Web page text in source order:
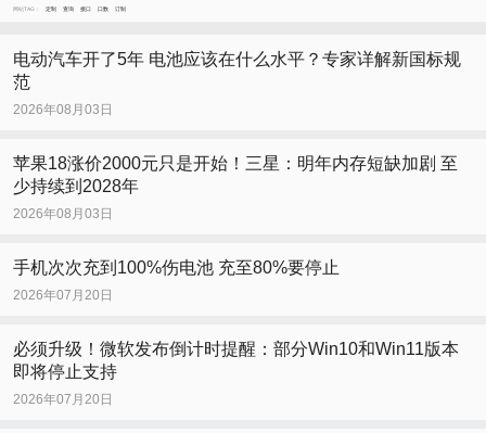
网站TAG： 定制 查询 接口 口数 订制
电动汽车开了5年 电池应该在什么水平？专家详解新国标规
范
2026年08月03日
苹果18涨价2000元只是开始！三星：明年内存短缺加剧 至
少持续到2028年
2026年08月03日
手机次次充到100%伤电池 充至80%要停止
2026年07月20日
必须升级！微软发布倒计时提醒：部分Win10和Win11版本
即将停止支持
2026年07月20日